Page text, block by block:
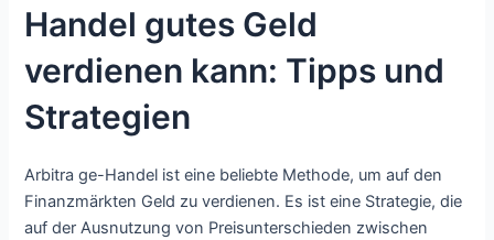
Handel gutes Geld
verdienen kann: Tipps und
Strategien
Arbitra ge-Handel ist eine beliebte Methode, um auf den
Finanzmärkten Geld zu verdienen. Es ist eine Strategie, die
auf der Ausnutzung von Preisunterschieden zwischen